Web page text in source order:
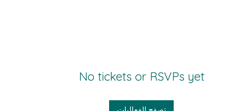
No tickets or RSVPs yet